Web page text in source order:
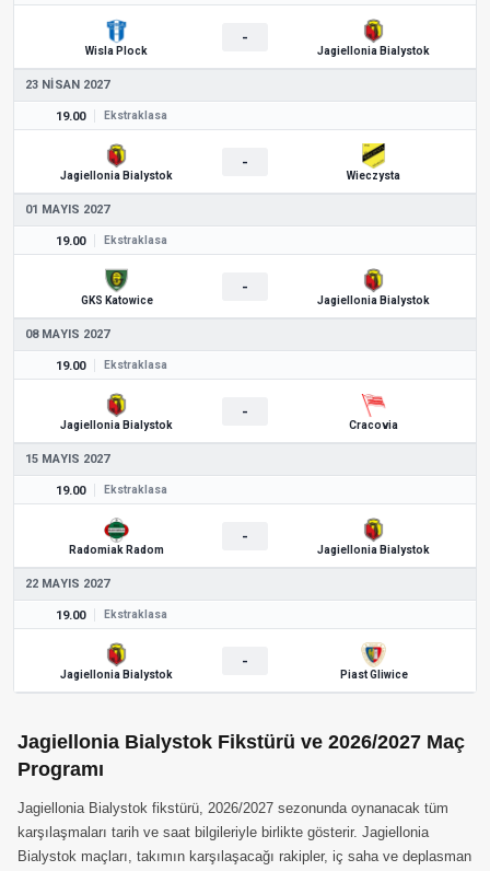
Wisla Plock
-
Jagiellonia Bialystok
23 NISAN 2027
19.00 Ekstraklasa
Jagiellonia Bialystok
-
Wieczysta
01 MAYIS 2027
19.00 Ekstraklasa
GKS Katowice
-
Jagiellonia Bialystok
08 MAYIS 2027
19.00 Ekstraklasa
Jagiellonia Bialystok
-
Cracovia
15 MAYIS 2027
19.00 Ekstraklasa
Radomiak Radom
-
Jagiellonia Bialystok
22 MAYIS 2027
19.00 Ekstraklasa
Jagiellonia Bialystok
-
Piast Gliwice
Jagiellonia Bialystok Fikstürü ve 2026/2027 Maç
Programı
Jagiellonia Bialystok fikstürü, 2026/2027 sezonunda oynanacak tüm
karşılaşmaları tarih ve saat bilgileriyle birlikte gösterir. Jagiellonia
Bialystok maçları, takımın karşılaşacağı rakipler, iç saha ve deplasman